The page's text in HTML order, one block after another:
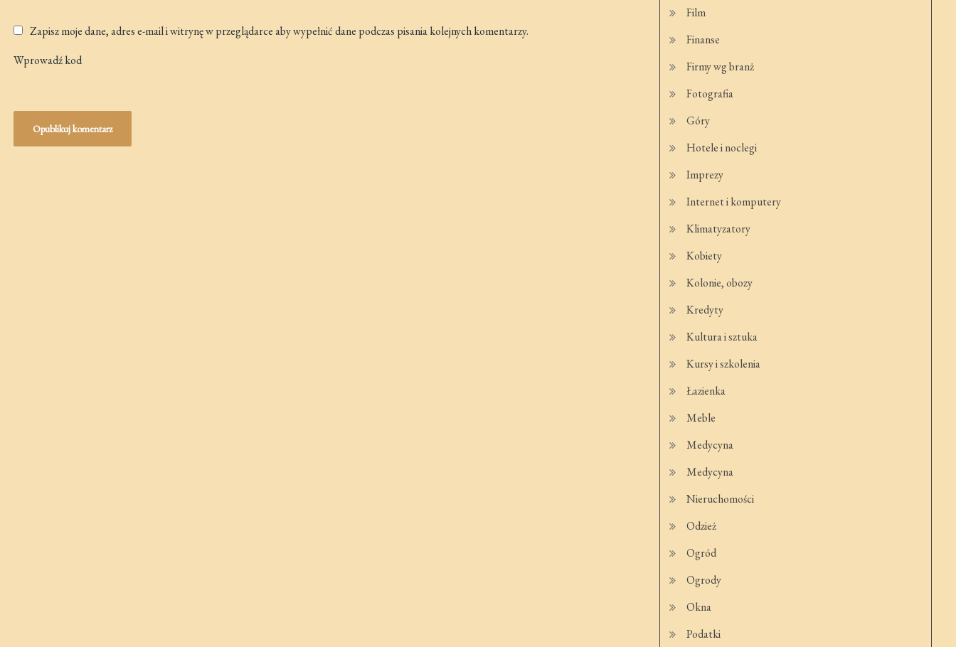
Zapisz moje dane, adres e-mail i witrynę w przeglądarce aby wypełnić dane podczas pisania kolejnych komentarzy.
Wprowadź kod
Film
Finanse
Firmy wg branż
Fotografia
Góry
Hotele i noclegi
Imprezy
Internet i komputery
Klimatyzatory
Kobiety
Kolonie, obozy
Kredyty
Kultura i sztuka
Kursy i szkolenia
Łazienka
Meble
Medycyna
Medycyna
Nieruchomości
Odzież
Ogród
Ogrody
Okna
Podatki